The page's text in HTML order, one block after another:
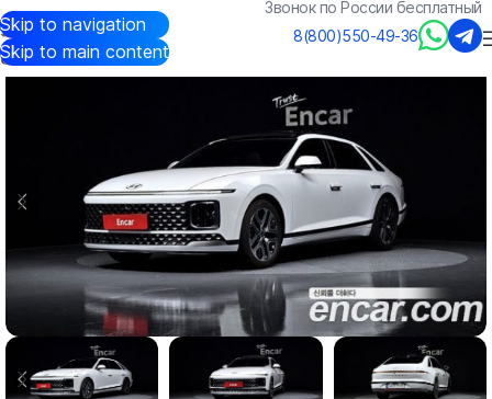
Skip to navigation
Skip to main content
Звонок по России бесплатный
8(800)550-49-36
Авто из Кореи/Каталог Grandeur